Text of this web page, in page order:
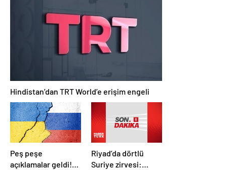
Hindistan’dan TRT World’e erişim engeli
Peş peşe
açıklamalar geldi!
Riyad’da dörtlü
Suriye zirvesi: